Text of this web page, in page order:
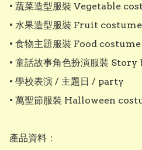
• 蔬菜造型服裝 Vegetable
• 水果造型服裝 Fruit costume
• 食物主題服裝 Food costume
• 童話故事角色扮演服裝
• 學校表演 / 主題日 / party
• 萬聖節服裝 Halloween
產品資料：